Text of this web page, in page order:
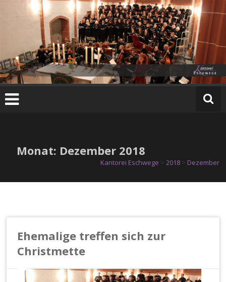
Inhalt
K
a
e
i
s
w
e
g
e
Monat: Dezember 2018
Kantorei Eschwege > 2018> Dezember
Ehemalige treffen sich zur
Christmette